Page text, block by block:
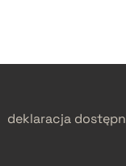
deklaracja